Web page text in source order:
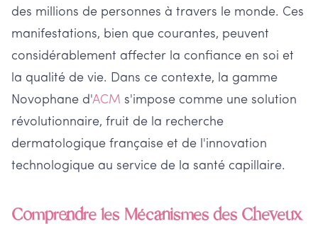
des millions de personnes à travers le monde. Ces
manifestations, bien que courantes, peuvent
considérablement affecter la confiance en soi et
la qualité de vie. Dans ce contexte, la gamme
Novophane d'ACM s'impose comme une solution
révolutionnaire, fruit de la recherche
dermatologique française et de l'innovation
technologique au service de la santé capillaire.
Comprendre les Mécanismes des Cheveux